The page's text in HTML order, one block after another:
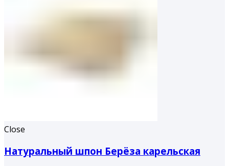
Close
Натуральный шпон Берёза карельская